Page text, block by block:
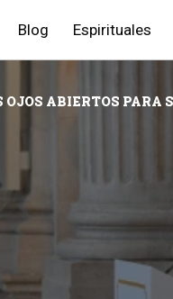
Blog Espirituales
ABIERTOS PARA